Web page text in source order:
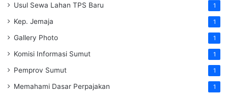
Usul Sewa Lahan TPS Baru 1
Kep. Jemaja 1
Gallery Photo 1
Komisi Informasi Sumut 1
Pemprov Sumut 1
Memahami Dasar Perpajakan 1